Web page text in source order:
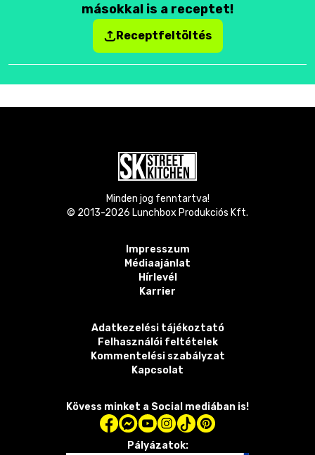
másokkal is a receptet!
Receptfeltöltés
Minden jog fenntartva!
© 2013-2026 Lunchbox Produkciós Kft.
Impresszum
Médiaajánlat
Hírlevél
Karrier
Adatkezelési tájékoztató
Felhasználói feltételek
Kommentelési szabályzat
Kapcsolat
Kövess minket a Social mediában is!
Pályázatok: